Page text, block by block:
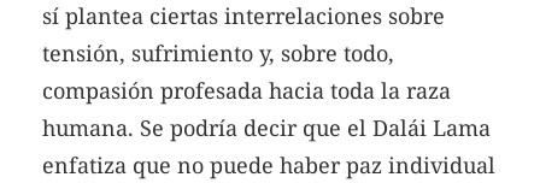
sí plantea ciertas interrelaciones sobre
tensión, sufrimiento y, sobre todo,
compasión profesada hacia toda la raza
humana. Se podría decir que el Dalái Lama
enfatiza que no puede haber paz individual